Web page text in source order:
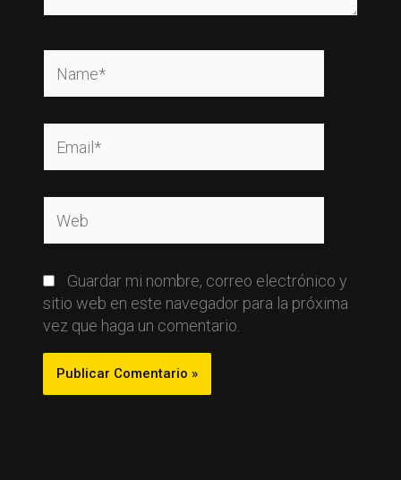
Guardar mi nombre, correo electrónico y
sitio web en este navegador para la próxima
vez que haga un comentario.